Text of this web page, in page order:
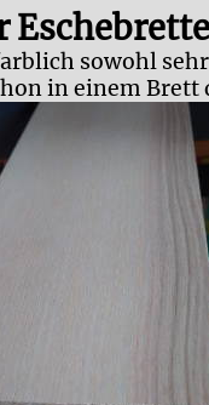
sowohl
in einem